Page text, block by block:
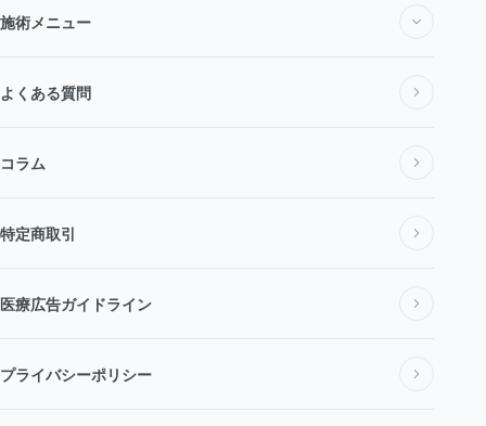
医師・スタッフ紹介
料金表
アクセス
新着情報
施術メニュー
施術メニュー一覧
医療脱毛・医療レーザー脱毛
全身脱毛
VIO脱毛
顔脱毛 (レーザー脱毛)
よくある質問
コラム
特定商取引
医療広告ガイドライン
プライバシーポリシー